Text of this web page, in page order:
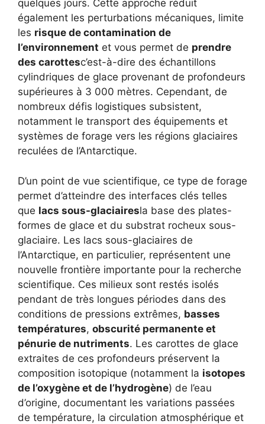
quelques jours. Cette approche réduit
également les perturbations mécaniques, limite
les risque de contamination de
l’environnement et vous permet de prendre
des carottesc’est-à-dire des échantillons
cylindriques de glace provenant de profondeurs
supérieures à 3 000 mètres. Cependant, de
nombreux défis logistiques subsistent,
notamment le transport des équipements et
systèmes de forage vers les régions glaciaires
reculées de l’Antarctique.
D’un point de vue scientifique, ce type de forage
permet d’atteindre des interfaces clés telles
que lacs sous-glaciairesla base des plates-
formes de glace et du substrat rocheux sous-
glaciaire. Les lacs sous-glaciaires de
l’Antarctique, en particulier, représentent une
nouvelle frontière importante pour la recherche
scientifique. Ces milieux sont restés isolés
pendant de très longues périodes dans des
conditions de pressions extrêmes, basses
températures, obscurité permanente et
pénurie de nutriments. Les carottes de glace
extraites de ces profondeurs préservent la
composition isotopique (notamment la isotopes
de l’oxygène et de l’hydrogène) de l’eau
d’origine, documentant les variations passées
de température, la circulation atmosphérique et